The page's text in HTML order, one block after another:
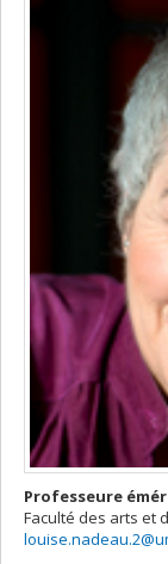
Professeure
Faculté des arts et